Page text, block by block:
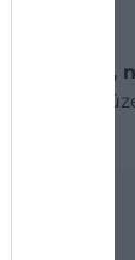
dél-kínai